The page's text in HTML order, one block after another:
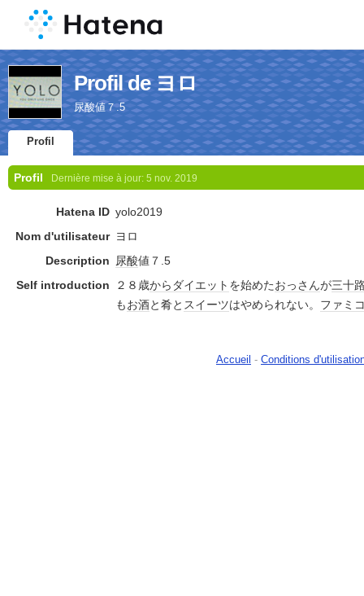
Profil de ヨロ
尿酸値７.5
Profil
Profil Dernière mise à jour: 5 nov. 2019
Hatena ID yolo2019
Nom d'utilisateur ヨロ
Description 尿酸値７.5
Self introduction
２８歳から ダイエット を始めたおっさんが三十
もお酒と肴と スイーツはやめられない。 ファミ
Accueil - Conditions